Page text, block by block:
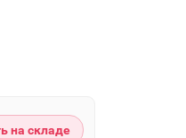
на складе